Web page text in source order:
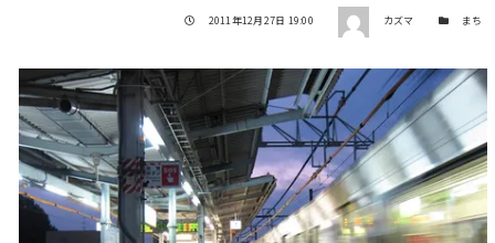
投稿日
2011年12月27日 19:00 著者 カズマ カテゴリー
まち